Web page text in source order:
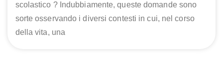
scolastico ? Indubbiamente, queste domande sono
sorte osservando i diversi contesti in cui, nel corso
della vita, una